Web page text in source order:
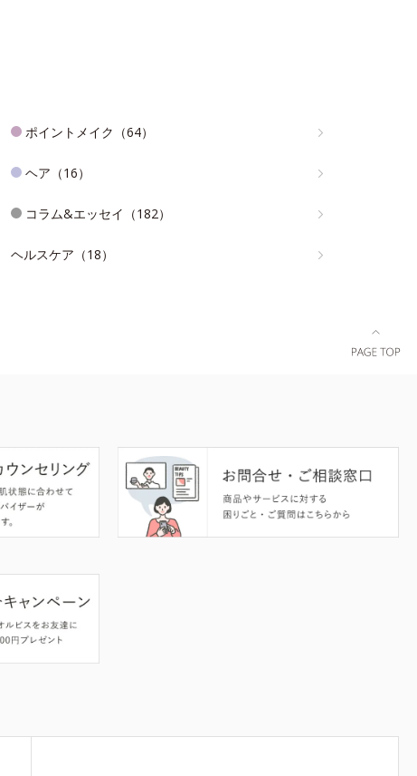
ポイントメイク（64）
ヘア（16）
コラム&エッセイ（182）
ヘルスケア（18）